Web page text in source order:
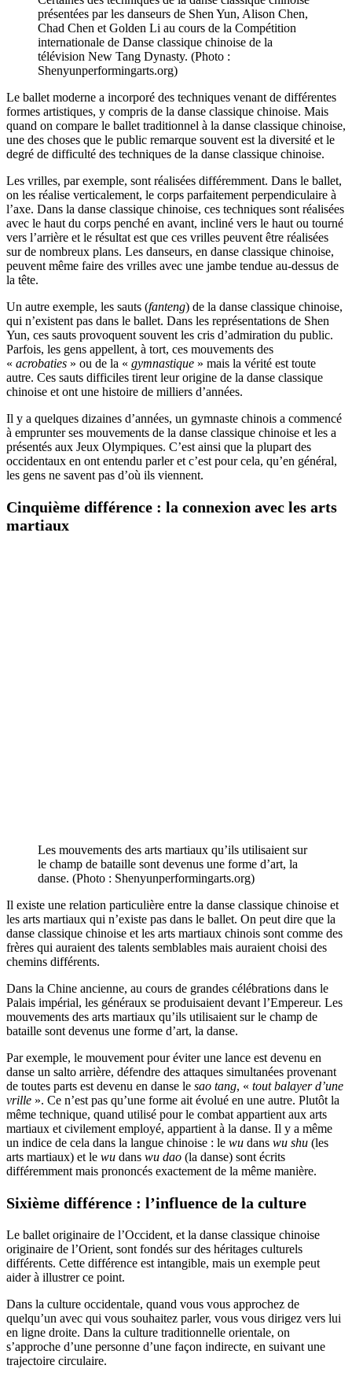
présentées par les danseurs de Shen Yun, Alison Chen,
Chad Chen et Golden Li au cours de la Compétition
internationale de Danse classique chinoise de la
télévision New Tang Dynasty. (Photo :
Shenyunperformingarts.org)
Le ballet moderne a incorporé des techniques venant de différentes
formes artistiques, y compris de la danse classique chinoise. Mais
quand on compare le ballet traditionnel à la danse classique chinoise,
une des choses que le public remarque souvent est la diversité et le
degré de difficulté des techniques de la danse classique chinoise.
Les vrilles, par exemple, sont réalisées différemment. Dans le ballet,
on les réalise verticalement, le corps parfaitement perpendiculaire à
l’axe. Dans la danse classique chinoise, ces techniques sont réalisées
avec le haut du corps penché en avant, incliné vers le haut ou tourné
vers l’arrière et le résultat est que ces vrilles peuvent être réalisées
sur de nombreux plans. Les danseurs, en danse classique chinoise,
peuvent même faire des vrilles avec une jambe tendue au-dessus de
la tête.
Un autre exemple, les sauts (fanteng) de la danse classique chinoise,
qui n’existent pas dans le ballet. Dans les représentations de Shen
Yun, ces sauts provoquent souvent les cris d’admiration du public.
Parfois, les gens appellent, à tort, ces mouvements des
« acrobaties » ou de la « gymnastique » mais la vérité est toute
autre. Ces sauts difficiles tirent leur origine de la danse classique
chinoise et ont une histoire de milliers d’années.
Il y a quelques dizaines d’années, un gymnaste chinois a commencé
à emprunter ses mouvements de la danse classique chinoise et les a
présentés aux Jeux Olympiques. C’est ainsi que la plupart des
occidentaux en ont entendu parler et c’est pour cela, qu’en général,
les gens ne savent pas d’où ils viennent.
Cinquième différence : la connexion avec les arts
martiaux
Les mouvements des arts martiaux qu’ils utilisaient sur
le champ de bataille sont devenus une forme d’art, la
danse. (Photo : Shenyunperformingarts.org)
Il existe une relation particulière entre la danse classique chinoise et
les arts martiaux qui n’existe pas dans le ballet. On peut dire que la
danse classique chinoise et les arts martiaux chinois sont comme des
frères qui auraient des talents semblables mais auraient choisi des
chemins différents.
Dans la Chine ancienne, au cours de grandes célébrations dans le
Palais impérial, les généraux se produisaient devant l’Empereur. Les
mouvements des arts martiaux qu’ils utilisaient sur le champ de
bataille sont devenus une forme d’art, la danse.
Par exemple, le mouvement pour éviter une lance est devenu en
danse un salto arrière, défendre des attaques simultanées provenant
de toutes parts est devenu en danse le sao tang, « tout balayer d’une
vrille ». Ce n’est pas qu’une forme ait évolué en une autre. Plutôt la
même technique, quand utilisé pour le combat appartient aux arts
martiaux et civilement employé, appartient à la danse. Il y a même
un indice de cela dans la langue chinoise : le wu dans wu shu (les
arts martiaux) et le wu dans wu dao (la danse) sont écrits
différemment mais prononcés exactement de la même manière.
Sixième différence : l’influence de la culture
Le ballet originaire de l’Occident, et la danse classique chinoise
originaire de l’Orient, sont fondés sur des héritages culturels
différents. Cette différence est intangible, mais un exemple peut
aider à illustrer ce point.
Dans la culture occidentale, quand vous vous approchez de
quelqu’un avec qui vous souhaitez parler, vous vous dirigez vers lui
en ligne droite. Dans la culture traditionnelle orientale, on
s’approche d’une personne d’une façon indirecte, en suivant une
trajectoire circulaire.